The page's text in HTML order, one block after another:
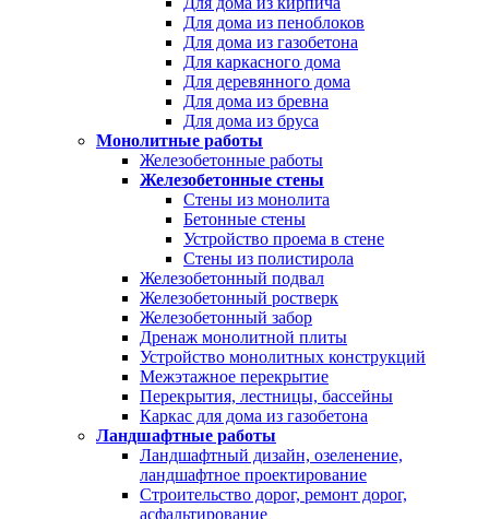
Для дома из пеноблоков
Для дома из газобетона
Для каркасного дома
Для деревянного дома
Для дома из бревна
Для дома из бруса
Монолитные работы
Железобетонные работы
Железобетонные стены
Стены из монолита
Бетонные стены
Устройство проема в стене
Стены из полистирола
Железобетонный подвал
Железобетонный ростверк
Железобетонный забор
Дренаж монолитной плиты
Устройство монолитных конструкций
Межэтажное перекрытие
Перекрытия, лестницы, бассейны
Каркас для дома из газобетона
Ландшафтные работы
Ландшафтный дизайн, озеленение,
ландшафтное проектирование
Строительство дорог, ремонт дорог,
асфальтирование